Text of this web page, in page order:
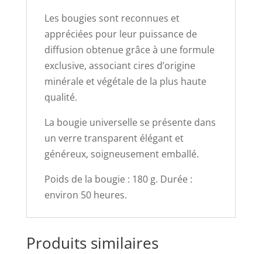
Les bougies sont reconnues et
appréciées pour leur puissance de
diffusion obtenue grâce à une formule
exclusive, associant cires d’origine
minérale et végétale de la plus haute
qualité.
La bougie universelle se présente dans
un verre transparent élégant et
généreux, soigneusement emballé.
Poids de la bougie : 180 g. Durée :
environ 50 heures.
Produits similaires